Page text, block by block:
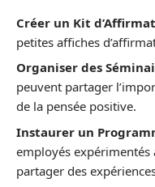
Créer un Kit
petites affiches
Organiser des
peuvent partager
de la pensée positive.
Instaurer un
employés
partager des